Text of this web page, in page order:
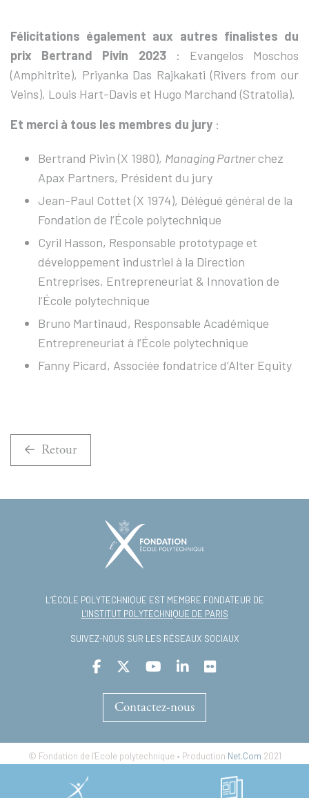
Félicitations également aux autres finalistes du
prix Bertrand Pivin 2023: Evangelos Moschos
(Amphitrite), Priyanka Das Rajkakati (Rivers from our
Veins), Louis Hart-Davis et Hugo Marchand (Stratolia).
Et merci à tous les membres du jury :
Bertrand Pivin (X 1980), Managing Partnerchez
Apax Partners, Président du jury
Jean-Paul Cottet (X 1974), Délégué général de la
Fondation de l’École polytechnique
Cyril Hasson, Responsable prototypage et
développement industriel à la Direction
Entreprises, Entrepreneuriat & Innovation de
l’École polytechnique
Bruno Martinaud, Responsable Académique
Entrepreneuriat à l’École polytechnique
Fanny Picard, Associée fondatrice d’Alter Equity
Retour
L’ÉCOLE POLYTECHNIQUE EST MEMBRE FONDATEUR DE
L'INSTITUT POLYTECHNIQUE DE PARIS
SUIVEZ-NOUS SUR LES RÉSEAUX SOCIAUX
Contactez-nous
© Fondation de l'Ecole polytechnique • Production Net.Com 2021
FooterMentions légales
Accessibilité numérique